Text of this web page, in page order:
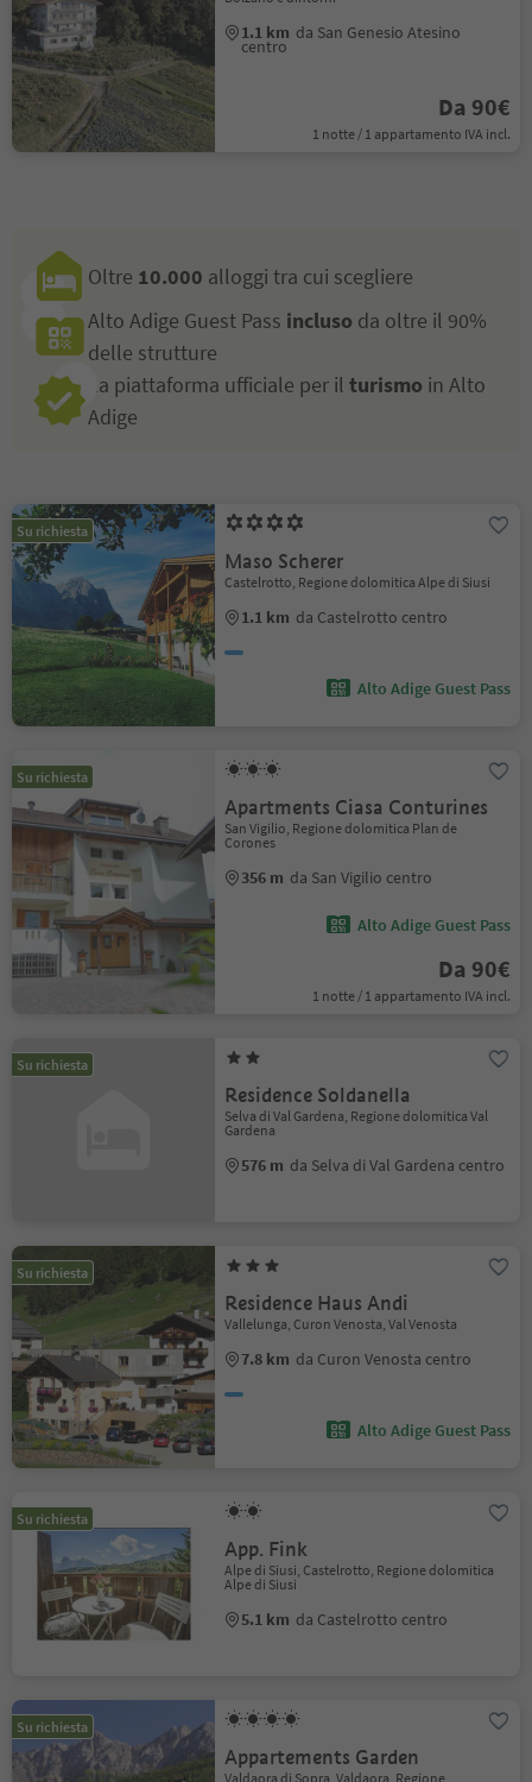
1.1 km da San Genesio Atesino
centro
Da 90€
1 notte / 1 appartamento IVA incl.
Oltre 10.000 alloggi tra cui scegliere
Alto Adige Guest Pass incluso da oltre il 90%
delle strutture
La piattaforma ufficiale per il turismo in Alto
Adige
Su richiesta
Maso Scherer
Castelrotto, Regione dolomitica Alpe di Siusi
1.1 km da Castelrotto centro
Alto Adige Guest Pass
Su richiesta
Apartments Ciasa Conturines
San Vigilio, Regione dolomitica Plan de
Corones
356 m da San Vigilio centro
Alto Adige Guest Pass
Da 90€
1 notte / 1 appartamento IVA incl.
Su richiesta
Residence Soldanella
Selva di Val Gardena, Regione dolomitica Val
Gardena
576 m da Selva di Val Gardena centro
Su richiesta
Residence Haus Andi
Vallelunga, Curon Venosta, Val Venosta
7.8 km da Curon Venosta centro
Alto Adige Guest Pass
Su richiesta
App. Fink
Alpe di Siusi, Castelrotto, Regione dolomitica
Alpe di Siusi
5.1 km da Castelrotto centro
Su richiesta
Appartements Garden
Valdaora di Sopra, Valdaora, Regione